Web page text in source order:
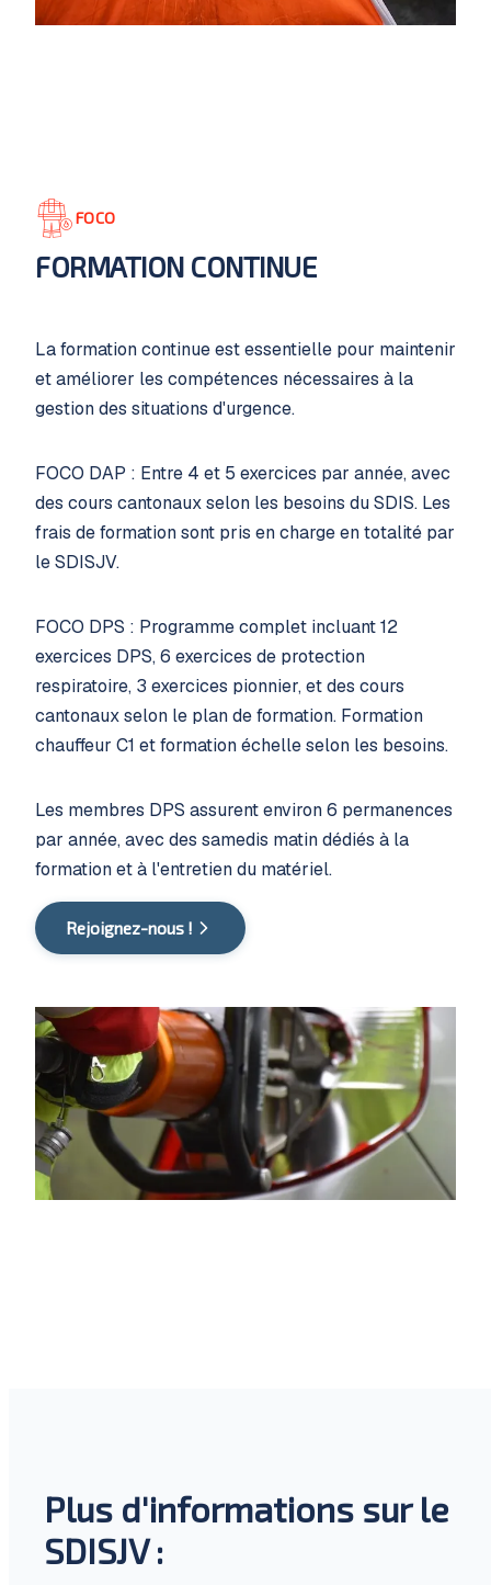
FOCO
FORMATION CONTINUE
La formation continue est essentielle pour maintenir
et améliorer les compétences nécessaires à la
gestion des situations d'urgence.
FOCO DAP : Entre 4 et 5 exercices par année, avec
des cours cantonaux selon les besoins du SDIS. Les
frais de formation sont pris en charge en totalité par
le SDISJV.
FOCO DPS : Programme complet incluant 12
exercices DPS, 6 exercices de protection
respiratoire, 3 exercices pionnier, et des cours
cantonaux selon le plan de formation. Formation
chauffeur C1 et formation échelle selon les besoins.
Les membres DPS assurent environ 6 permanences
par année, avec des samedis matin dédiés à la
formation et à l'entretien du matériel.
Rejoignez-nous !
Plus d'informations sur le
SDISJV :